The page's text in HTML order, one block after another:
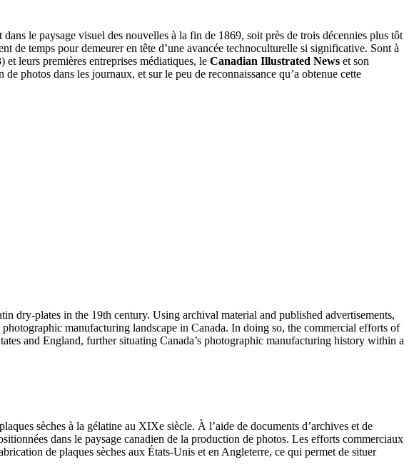
le paysage visuel des nouvelles à la fin de 1869, soit près de trois décennies plus tôt
de temps pour demeurer en tête d’une avancée technoculturelle si significative. Sont à
leurs premières entreprises médiatiques, le Canadian Illustrated News et son
photos dans les journaux, et sur le peu de reconnaissance qu’a obtenue cette
dry-plates in the 19th century. Using archival material and published advertisements,
manufacturing landscape in Canada. In doing so, the commercial efforts of
and England, further situating Canada’s photographic manufacturing history within a
sèches à la gélatine au XIXe siècle. À l’aide de documents d’archives et de
dans le paysage canadien de la production de photos. Les efforts commerciaux
de plaques sèches aux États-Unis et en Angleterre, ce qui permet de situer